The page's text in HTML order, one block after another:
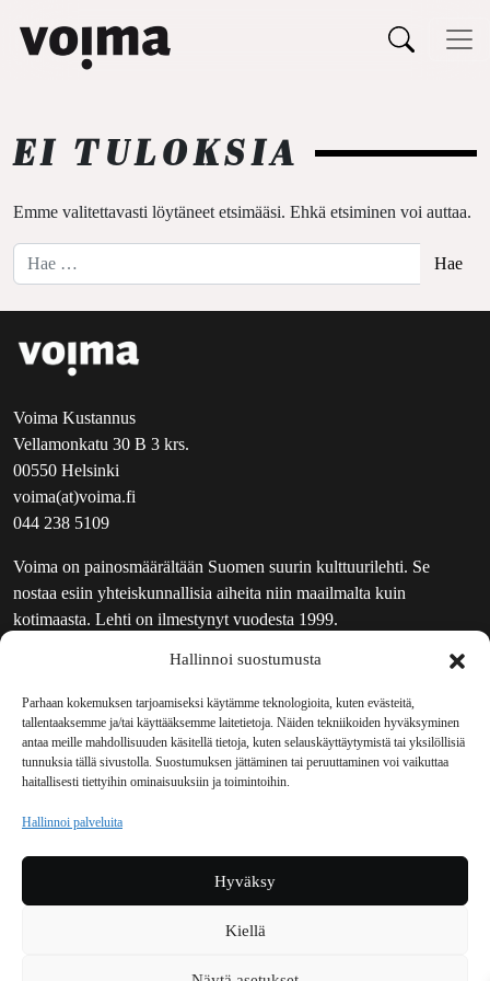
Hallinnoi suostumusta
Parhaan kokemuksen tarjoamiseksi käytämme teknologioita, kuten evästeitä,
tallentaaksemme ja/tai käyttääksemme laitetietoja. Näiden tekniikoiden hyväksyminen
antaa meille mahdollisuuden käsitellä tietoja, kuten selauskäyttäytymistä tai yksilöllisiä
tunnuksia tällä sivustolla. Suostumuksen jättäminen tai peruuttaminen voi vaikuttaa
haitallisesti tiettyihin ominaisuuksiin ja toimintoihin.
Hallinnoi palveluita
Hyväksy
Kiellä
Päävalikko
EI TULOKSIA
Emme valitettavasti löytäneet etsimääsi. Ehkä etsiminen voi auttaa.
Hae:
Voima Kustannus
Vellamonkatu 30 B 3 krs.
00550 Helsinki
voima(at)voima.fi
044 238 5109
Voima on painosmäärältään Suomen suurin kulttuurilehti. Se
nostaa esiin yhteiskunnallisia aiheita niin maailmalta kuin
kotimaasta. Lehti on ilmestynyt vuodesta 1999.
UUTISKIRJE
MAINOSTAJILLE
VASTAMAINOKSET
JAKELUPAIKAT
REKISTERISELOSTE
TILAUKSEN PERUUTUSPYYNTÖ
TILAUSOHJEET JA -EHDOT